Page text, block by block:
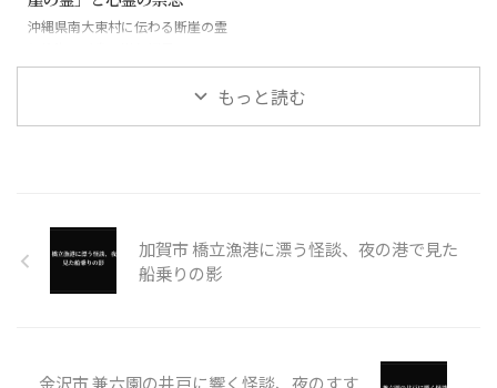
沖縄県南大東村に伝わる断崖の霊
もっと読む
加賀市 橋立漁港に漂う怪談、夜の港で見た
船乗りの影
金沢市 兼六園の井戸に響く怪談、夜のすす